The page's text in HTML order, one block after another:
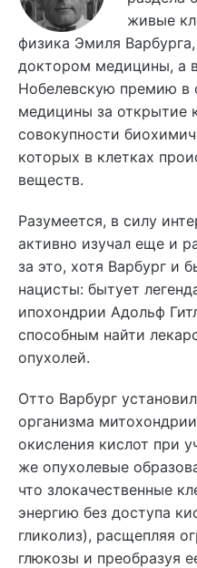
живые
физика Эмиля
доктором медицины, а
Нобелевскую премию в
медицины за открытие
совокупности
которых в клетках
веществ.
Разумеется, в силу
активно изучал еще и
за это, хотя Варбург и
нацисты: бытует
ипохондрии Адольф
способным найти
опухолей.
Отто Варбург
организма
окисления кислот при
же опухолевые
что злокачественные
энергию без доступа
гликолиз), расщепляя
глюкозы и преобразуя